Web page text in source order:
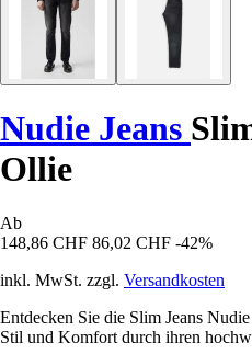
Nudie Jeans
Ollie
Ab
148,86 CHF 86,02 CHF -42%
inkl. MwSt. zzgl. Versandkosten
Entdecken Sie die Slim Jeans
Stil und Komfort durch ihren